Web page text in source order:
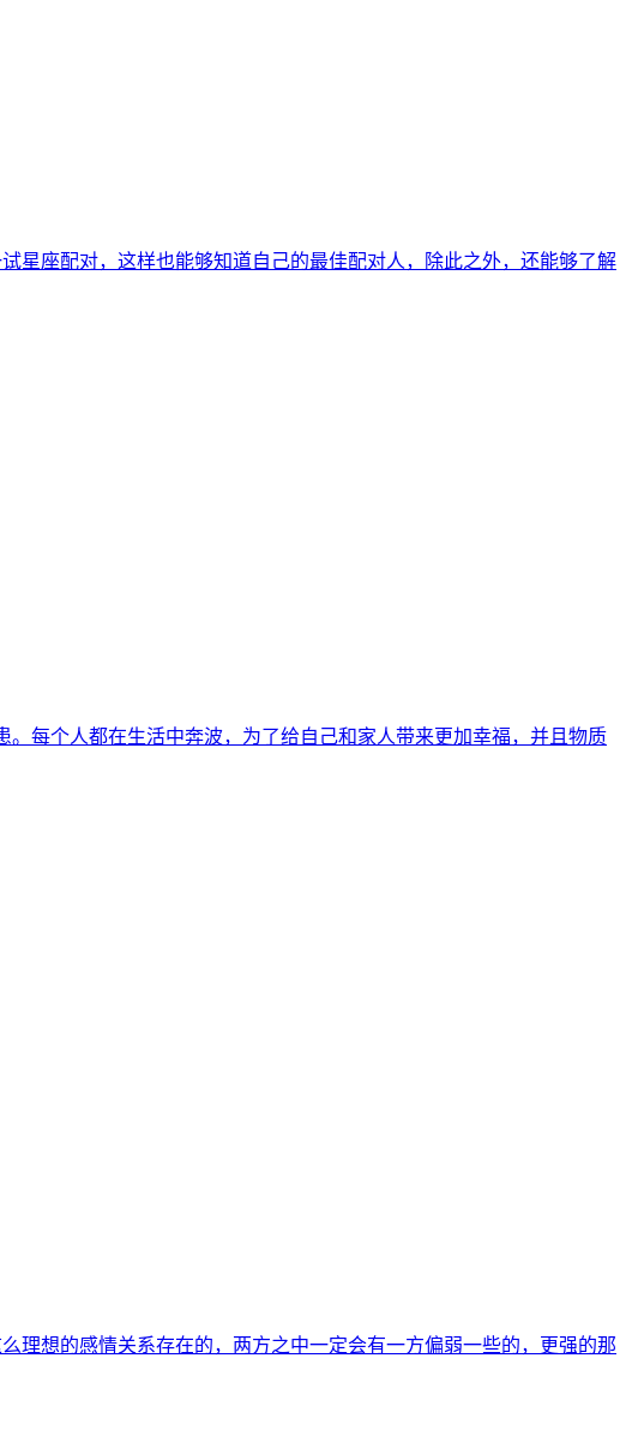
星座配对，这样也能够知道自己的最佳配对人，除此之外，还能够了解
每个人都在生活中奔波，为了给自己和家人带来更加幸福，并且物质
理想的感情关系存在的，两方之中一定会有一方偏弱一些的，更强的那